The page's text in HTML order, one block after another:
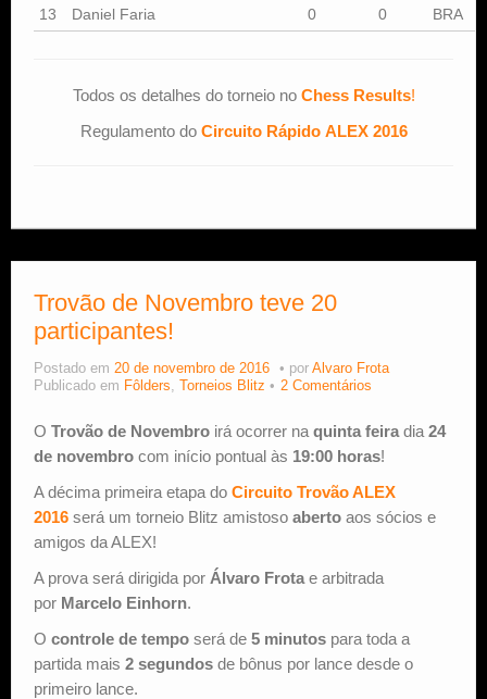
13 Daniel Faria 0 0 BRA
Todos os detalhes do torneio no Chess Results!
Regulamento do Circuito Rápido ALEX 2016
Trovão de Novembro teve 20
participantes!
Postado em 20 de novembro de 2016 por Alvaro Frota
Publicado em Fôlders Torneios Blitz 2 Comentários
O Trovão de Novembro irá ocorrer na quinta feira dia 24
de novembro com início pontual às 19:00 horas!
A décima primeira etapa do Circuito Trovão ALEX
2016 será um torneio Blitz amistoso aberto aos sócios e
amigos da ALEX!
A prova será dirigida por Álvaro Frota e arbitrada
por Marcelo Einhorn.
O controle de tempo será de 5 minutos para toda a
partida mais 2 segundos de bônus por lance desde o
primeiro lance.